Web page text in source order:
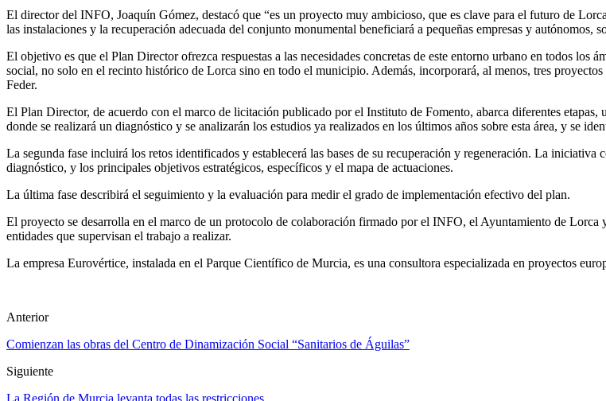
El director del INFO, Joaquín Gómez, destacó que “es un proyecto muy ambicioso, que es clave para el futuro de
las instalaciones y la recuperación adecuada del conjunto monumental beneficiará a pequeñas empresas y autónomos,
El objetivo es que el Plan Director ofrezca respuestas a las necesidades concretas de este entorno urbano en todos
social, no solo en el recinto histórico de Lorca sino en todo el municipio. Además, incorporará, al menos, tres
Feder.
El Plan Director, de acuerdo con el marco de licitación publicado por el Instituto de Fomento, abarca diferentes
donde se realizará un diagnóstico y se analizarán los estudios ya realizados en los últimos años sobre esta área, y se
La segunda fase incluirá los retos identificados y establecerá las bases de su recuperación y regeneración. La
diagnóstico, y los principales objetivos estratégicos, específicos y el mapa de actuaciones.
La última fase describirá el seguimiento y la evaluación para medir el grado de implementación efectivo del plan.
El proyecto se desarrolla en el marco de un protocolo de colaboración firmado por el INFO, el Ayuntamiento de
entidades que supervisan el trabajo a realizar.
La empresa Eurovértice, instalada en el Parque Científico de Murcia, es una consultora especializada en proyectos
Anterior
Comienzan las obras del Centro de Dinamización Social “Sanitarios de Águilas”
Siguiente
La Región de Murcia levanta todas las restricciones